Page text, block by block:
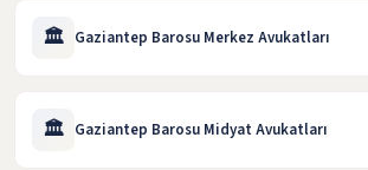
🏛️ Gaziantep Barosu Merkez Avukatları
🏛️ Gaziantep Barosu Midyat Avukatları